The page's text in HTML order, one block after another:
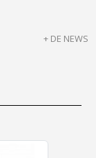
+ DE NEWS